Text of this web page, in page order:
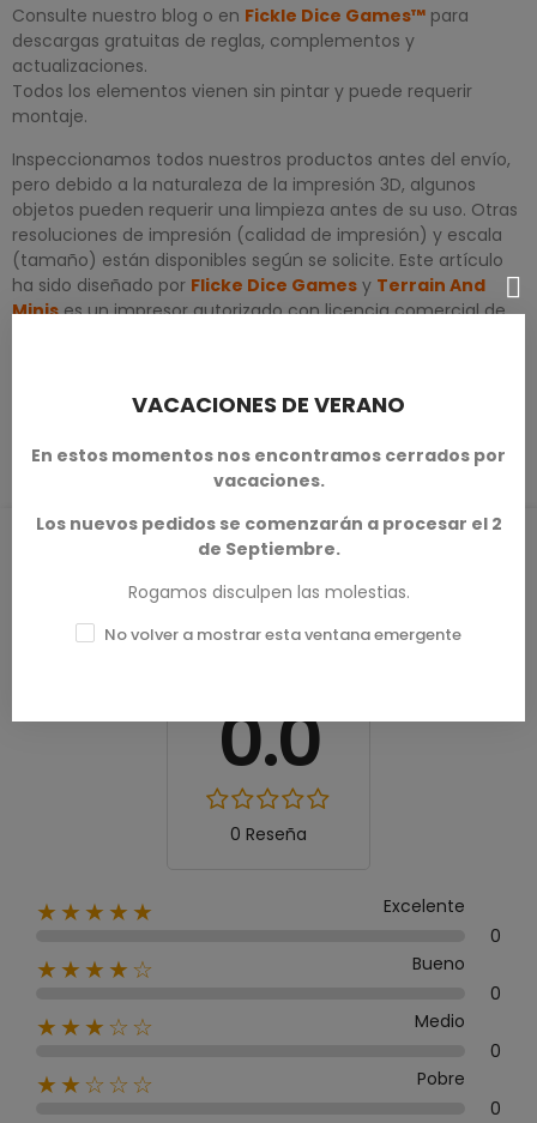
Consulte nuestro blog o en Fickle Dice Games™ para
descargas gratuitas de reglas, complementos y
actualizaciones.
Todos los elementos vienen sin pintar y puede requerir
montaje.
Inspeccionamos todos nuestros productos antes del envío,
pero debido a la naturaleza de la impresión 3D, algunos
objetos pueden requerir una limpieza antes de su uso. Otras
resoluciones de impresión (calidad de impresión) y escala
(tamaño) están disponibles según se solicite. Este artículo
ha sido diseñado por Flicke Dice Games y Terrain And
Minis es un impresor autorizado con licencia comercial de
DETALLES DEL PRODUCTO
RESEÑAS DE PRODUCTOS / Q&A
0.0
0 Reseña
★★★★★
Excelente
0
★★★★☆
Bueno
0
★★★☆☆
Medio
0
★★☆☆☆
Pobre
0
VACACIONES DE VERANO
En estos momentos nos encontramos cerrados por
vacaciones.
Los nuevos pedidos se comenzarán a procesar el 2
de Septiembre.
Rogamos disculpen las molestias.
No volver a mostrar esta ventana emergente